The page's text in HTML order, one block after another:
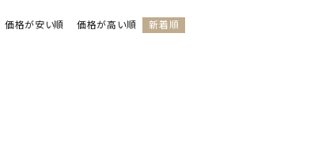
価格が安い順 価格が高い順 新着順